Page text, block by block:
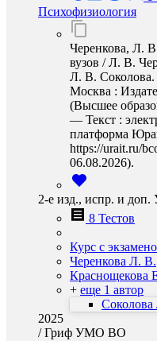
Психофизиология
Черенкова, Л.
вузов / Л. В.
Л. В.
Москва :
(Высшее
— Текст :
платформа
https://urait.ru/
06.08.2026).
2-е изд., испр. и доп.
8 Тестов
Курс с
Черенкова Л. В.
Краснощекова
+ еще 1 автор
2025
/Гриф УМО ВО